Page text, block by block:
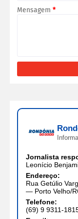
Mensagem *
Jornalista
Leonício
Endereço:
Rua Getúlio
— Porto Velho/
Telefone:
(69) 9 9311-